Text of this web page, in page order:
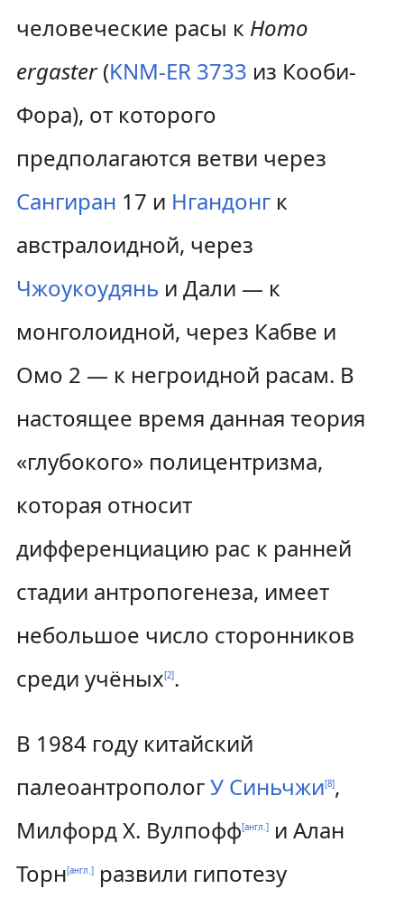
человеческие расы к Homo
ergaster(KNM-ER 3733 из Кооби-
Фора), от которого
предполагаются ветви через
Сангиран 17 и Нгандонгк
австралоидной, через
Чжоукоудянь и Дали — к
монголоидной, через Кабве и
Омо 2 — к негроидной расам. В
настоящее время данная теория
«глубокого» полицентризма,
которая относит
дифференциацию рас к ранней
стадии антропогенеза, имеет
небольшое число сторонников
среди учёных[2].
В 1984 году китайский
палеоантропологУ Синьчжи[8],
Милфорд Х. Вулпофф[англ.]и Алан
Торн[англ.]развили гипотезу